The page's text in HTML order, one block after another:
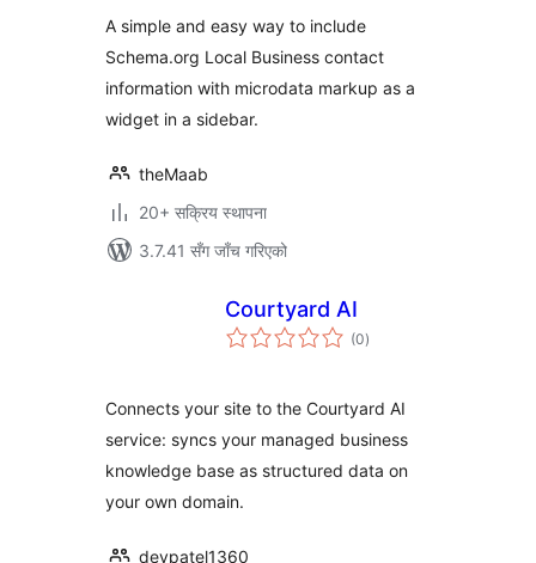
A simple and easy way to include
Schema.org Local Business contact
information with microdata markup as a
widget in a sidebar.
theMaab
20+ सक्रिय स्थापना
3.7.41 सँग जाँच गरिएको
Courtyard AI
(0कुल
रेटिङ्गहरू
)
Connects your site to the Courtyard AI
service: syncs your managed business
knowledge base as structured data on
your own domain.
devpatel1360